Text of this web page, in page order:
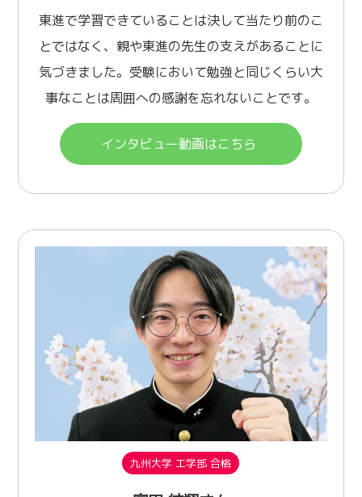
東進で学習できていることは決して当たり前のこ
とではなく、親や東進の先生の支えがあることに
気づきました。受験において勉強と同じくらい大
事なことは周囲への感謝を忘れないことです。
インタビュー動画はこちら
九州大学 工学部 合格